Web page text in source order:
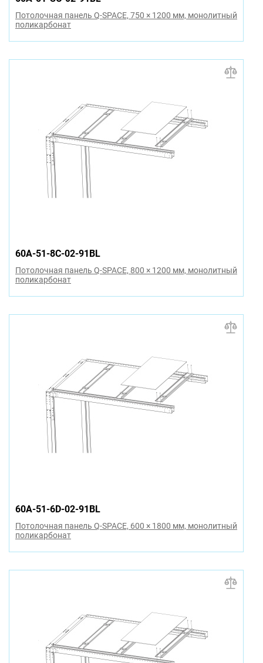
Потолочная панель Q-SPACE, 750 × 1200 мм, монолитный
поликарбонат
60A-51-8C-02-91BL
Потолочная панель Q-SPACE, 800 × 1200 мм, монолитный
поликарбонат
60A-51-6D-02-91BL
Потолочная панель Q-SPACE, 600 × 1800 мм, монолитный
поликарбонат